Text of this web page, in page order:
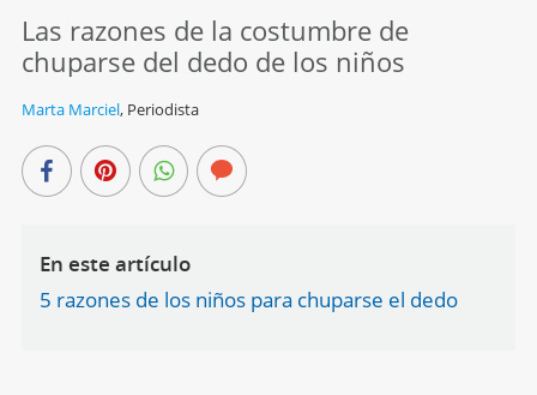
Las razones de la costumbre de
chuparse del dedo de los niños
Marta Marciel, Periodista
En este artículo
5 razones de los niños para chuparse el dedo